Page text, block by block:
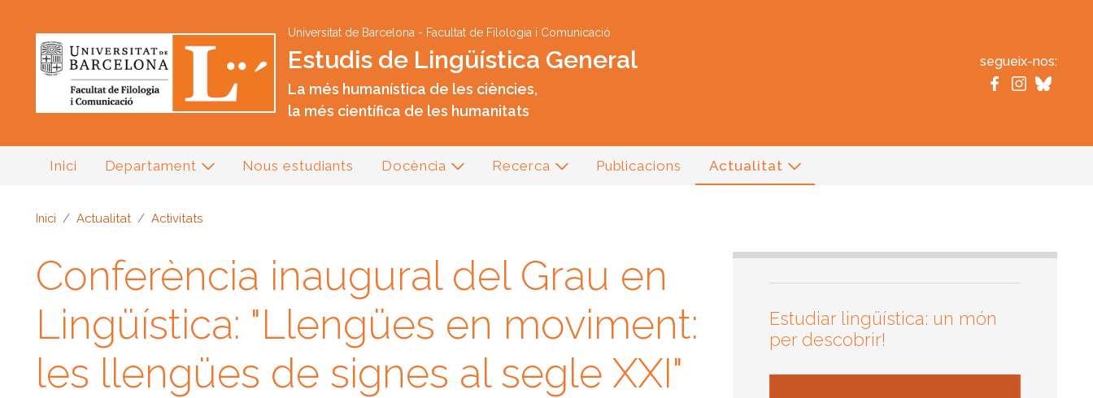
Universitat de Barcelona - Facultat de Filologia i Comunicació
Estudis de Lingüística General
La més humanística de les ciències,
la més científica de les humanitats
segueix-nos:
Inici Departament Nous estudiants Docència Recerca Publicacions Actualitat
Inici Actualitat Activitats
Conferència inaugural del Grau en
Lingüística: "Llengües en moviment:
les llengües de signes al segle XXI"
Estudiar lingüística: un món
per descobrir!